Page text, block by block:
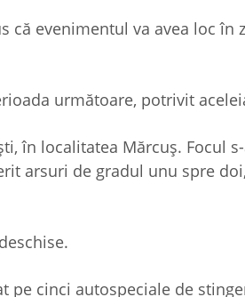
că evenimentul va avea loc în
următoare, potrivit
în localitatea Mărcuș. Focul
arsuri de gradul unu spre
pe cinci autospeciale de